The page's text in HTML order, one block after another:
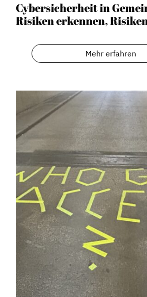
Cybersicherheit in
Risiken erkennen,
Mehr erfahren